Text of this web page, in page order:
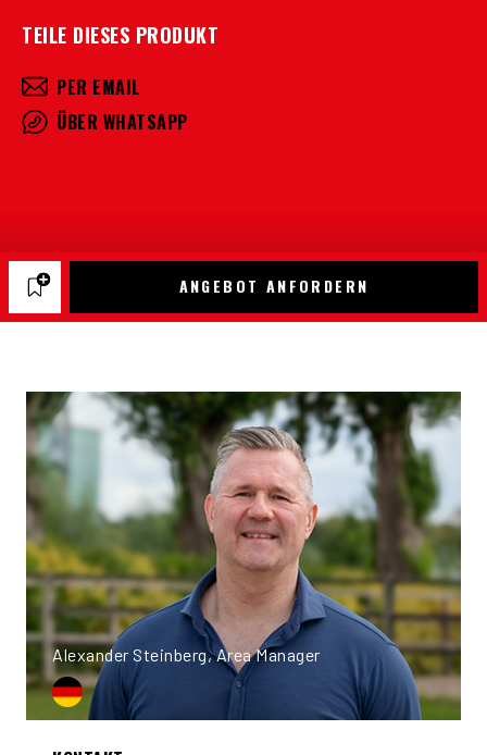
TEILE DIESES PRODUKT
PER EMAIL
ÜBER WHATSAPP
ANGEBOT ANFORDERN
Alexander Steinberg, Area Manager